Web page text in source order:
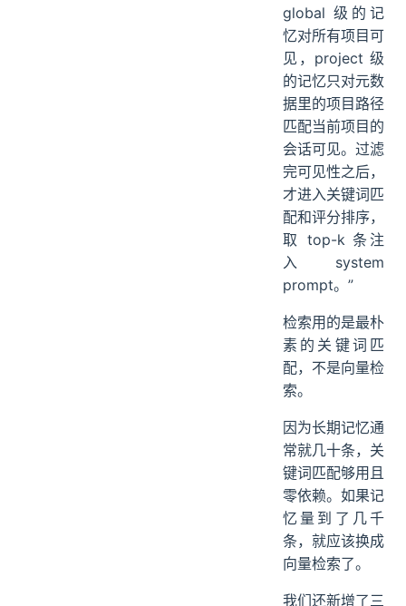
global 级的记
忆对所有项目可
见，project 级
的记忆只对元数
据里的项目路径
匹配当前项目的
会话可见。过滤
完可见性之后，
才进入关键词匹
配和评分排序，
取 top-k 条注
入 system
prompt。”
检索用的是最朴
素的关键词匹
配，不是向量检
索。
因为长期记忆通
常就几十条，关
键词匹配够用且
零依赖。如果记
忆量到了几千
条，就应该换成
向量检索了。
我们还新增了三